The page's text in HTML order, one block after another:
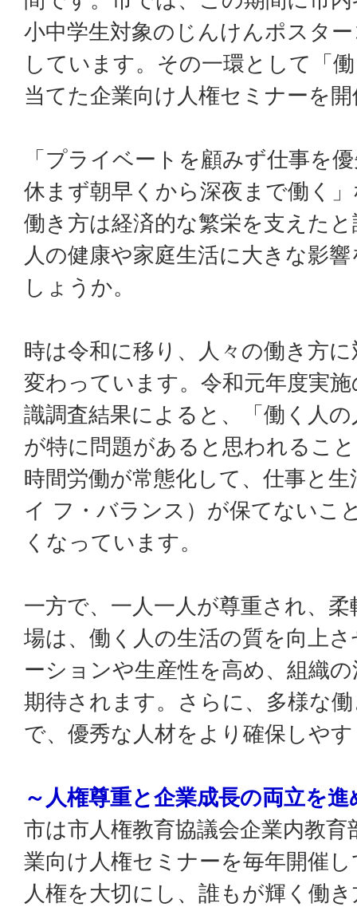
小中学生対象のじんけんポスタ
しています。その一環として「
当てた企業向け人権セミナーを
「プライベートを顧みず仕事を
休まず朝早くから深夜まで働く
働き方は経済的な繁栄を支えた
人の健康や家庭生活に大きな影
しょうか。
時は令和に移り、人々の働き方
変わっています。令和元年度実
識調査結果によると、「働く人
が特に問題があると思われるこ
時間労働が常態化して、仕事と
イ フ・バランス）が保てないこ
くなっています。
一方で、一人一人が尊重され、
場は、働く人の生活の質を向上
ーションや生産性を高め、組織
期待されます。さらに、多様な
で、優秀な人材をより確保しや
～人権尊重と企業成長の両立を
市は市人権教育協議会企業内教
業向け人権セミナーを毎年開催
人権を大切にし、誰もが輝く働